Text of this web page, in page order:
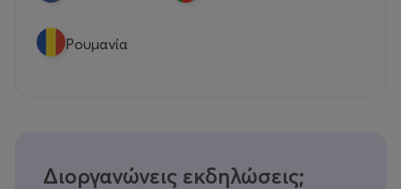
Ρουμανία
Διοργανώνεις εκδηλώσεις;